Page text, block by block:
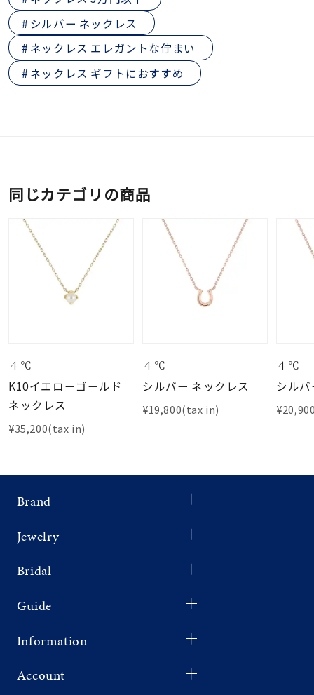
シルバー ネックレス
ネックレス エレガントな佇まい
ネックレス ギフトにおすすめ
同じカテゴリの商品
４℃
K10イエローゴールド
ネックレス
¥35,200(tax in)
４℃
シルバー ネックレス
¥19,800(tax in)
４℃
シル
Brand
Jewelry
Bridal
Guide
Information
Account